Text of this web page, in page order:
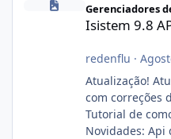
Gerenciadores
Isistem 9.8
redenflu ·
Atualização! Atualização para a versão 9.8
com correções de bugs
Tutorial de
Novidades: Api do CWP7(CentOS Web Panel)